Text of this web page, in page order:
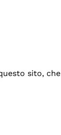
sito,